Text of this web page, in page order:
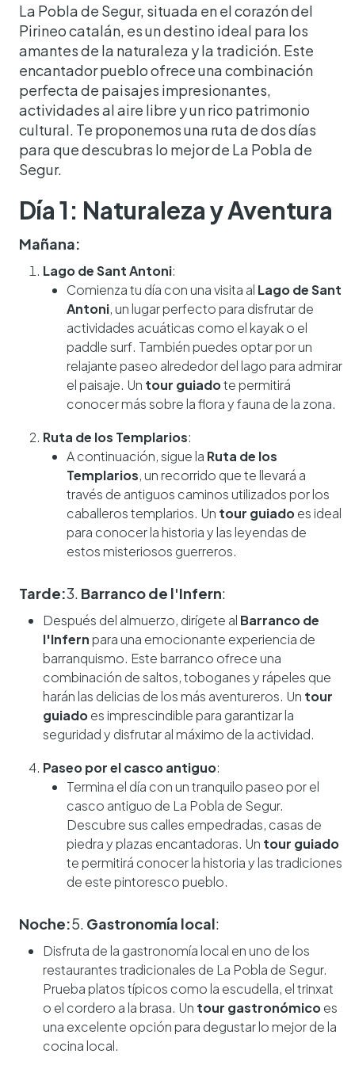
La Pobla de Segur, situada en el corazón del
Pirineo catalán, es un destino ideal para los
amantes de la naturaleza y la tradición. Este
encantador pueblo ofrece una combinación
perfecta de paisajes impresionantes,
actividades al aire libre y un rico patrimonio
cultural. Te proponemos una ruta de dos días
para que descubras lo mejor de La Pobla de
Segur.
Día 1: Naturaleza y Aventura
Mañana:
Lago de Sant Antoni:
Comienza tu día con una visita al Lago de Sant
Antoni, un lugar perfecto para disfrutar de
actividades acuáticas como el kayak o el
paddle surf. También puedes optar por un
relajante paseo alrededor del lago para admirar
el paisaje. Un tour guiadote permitirá
conocer más sobre la flora y fauna de la zona.
Ruta de los Templarios:
A continuación, sigue la Ruta de los
Templarios, un recorrido que te llevará a
través de antiguos caminos utilizados por los
caballeros templarios. Un tour guiadoes ideal
para conocer la historia y las leyendas de
estos misteriosos guerreros.
Tarde:3. Barranco de l'Infern:
Después del almuerzo, dirígete al Barranco de
l'Infern para una emocionante experiencia de
barranquismo. Este barranco ofrece una
combinación de saltos, toboganes y rápeles que
harán las delicias de los más aventureros. Un tour
guiadoes imprescindible para garantizar la
seguridad y disfrutar al máximo de la actividad.
Paseo por el casco antiguo:
Termina el día con un tranquilo paseo por el
casco antiguo de La Pobla de Segur.
Descubre sus calles empedradas, casas de
piedra y plazas encantadoras. Un tour guiado
te permitirá conocer la historia y las tradiciones
de este pintoresco pueblo.
Noche:5. Gastronomía local:
Disfruta de la gastronomía local en uno de los
restaurantes tradicionales de La Pobla de Segur.
Prueba platos típicos como la escudella, el trinxat
o el cordero a la brasa. Un tour gastronómicoes
una excelente opción para degustar lo mejor de la
cocina local.